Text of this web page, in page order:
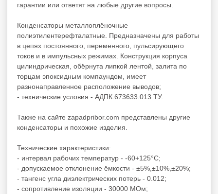
гарантии или ответят на любые другие вопросы.
Конденсаторы металлоплёночные
полиэтилентерефталатные. Предназначены для работы
в цепях постоянного, переменного, пульсирующего
токов и в импульсных режимах. Конструкция корпуса
цилиндрическая, обёрнута липкой лентой, залита по
торцам эпоксидным компаундом, имеет
разнонаправленное расположение выводов;
- технические условия - АДПК.673633.013 ТУ.
Также на сайте zapadpribor.com представлены другие
конденсаторы и похожие изделия.
Технические характеристики:
- интервал рабочих температур - -60+125°C;
- допускаемое отклонение ёмкости - ±5%,±10%,±20%;
- тангенс угла диэлектрических потерь - 0.012;
- сопротивление изоляции - 30000 МОм;